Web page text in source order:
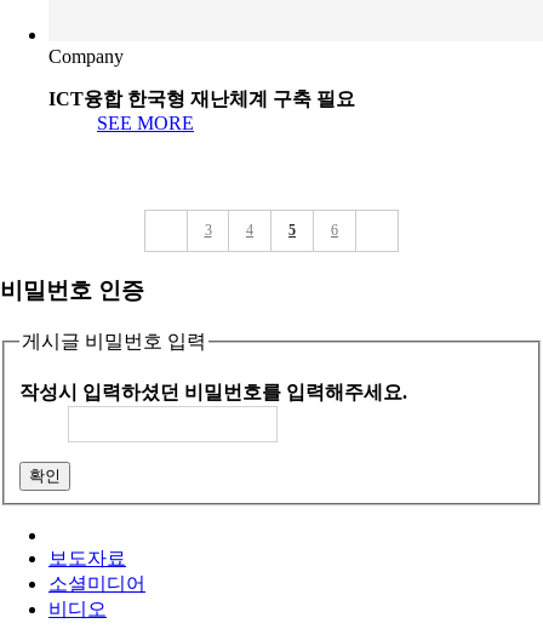
Company
ICT융합 한국형 재난체계 구축 필요
SEE MORE
3 4 5 6
비밀번호 인증
게시글 비밀번호 입력
작성시 입력하셨던 비밀번호를 입력해주세요.
확인
보도자료
소셜미디어
비디오